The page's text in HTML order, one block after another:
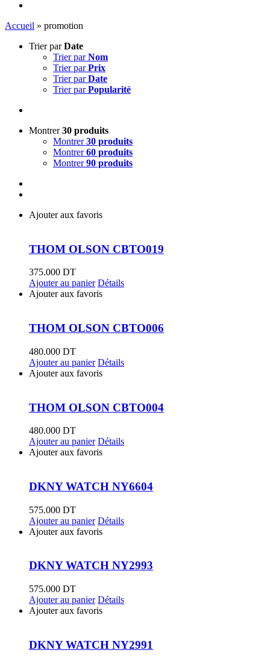
Accueil » promotion
Trier parDate
Trier parNom
Trier parPrix
Trier parDate
Trier parPopularité
Montrer30 produits
Montrer30 produits
Montrer60 produits
Montrer90 produits
Ajouter aux favoris
THOM OLSON CBTO019
375.000 DT
Ajouter au panier Détails
Ajouter aux favoris
THOM OLSON CBTO006
480.000 DT
Ajouter au panier Détails
Ajouter aux favoris
THOM OLSON CBTO004
480.000 DT
Ajouter au panier Détails
Ajouter aux favoris
DKNY WATCH NY6604
575.000 DT
Ajouter au panier Détails
Ajouter aux favoris
DKNY WATCH NY2993
575.000 DT
Ajouter au panier Détails
Ajouter aux favoris
DKNY WATCH NY2991